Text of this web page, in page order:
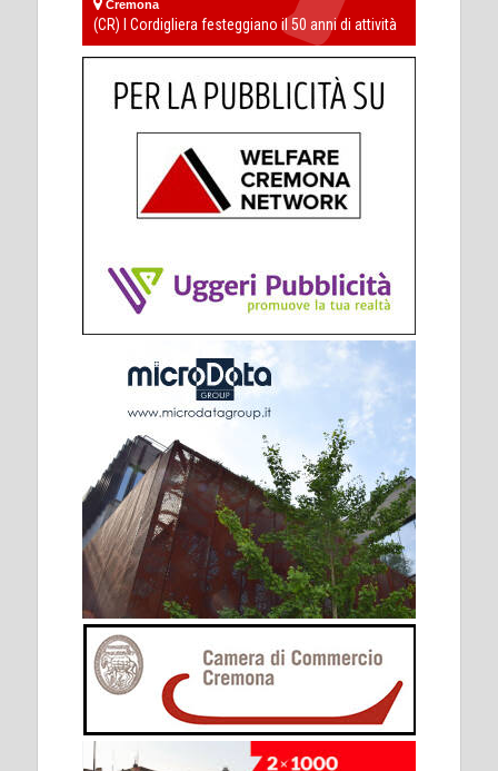
Cremona
(CR) I Cordigliera festeggiano il 50 anni di attività